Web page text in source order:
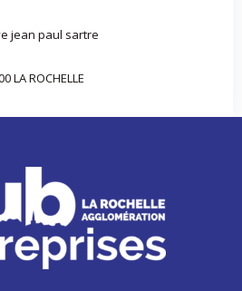
jean paul sartre
LA ROCHELLE